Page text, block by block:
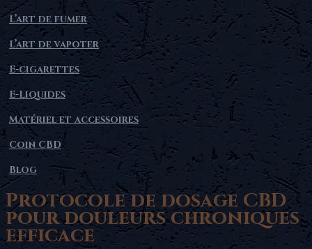
L’art de fumer
L’art de vapoter
E-cigarettes
E-Liquides
Matériel et accessoires
Coin CBD
Blog
Protocole de dosage CBD
pour douleurs chroniques
efficace